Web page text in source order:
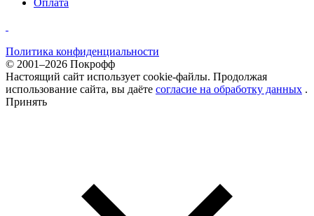
Оплата
Политика конфиденциальности
© 2001–2026 Покрофф
Настоящий сайт использует cookie-файлы. Продолжая
использование сайта, вы даёте согласие на обработку данных .
Принять